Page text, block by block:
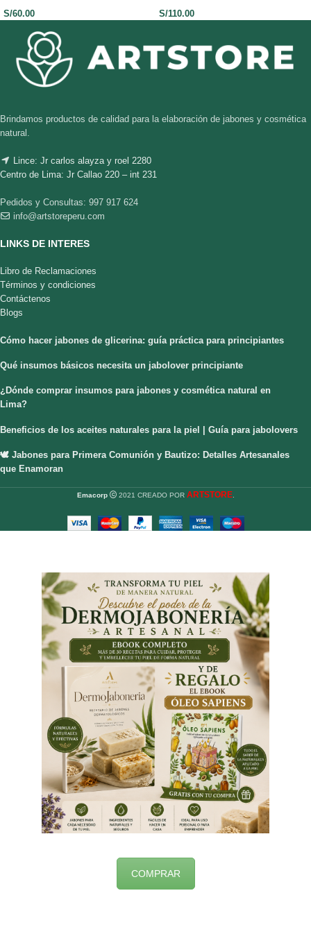
S/60.00 S/110.00
Brindamos productos de calidad para la elaboración de jabones y cosmética
natural.
Lince: Jr carlos alayza y roel 2280
Centro de Lima: Jr Callao 220 – int 231
Pedidos y Consultas: 997 917 624
info@artstoreperu.com
LINKS DE INTERES
Libro de Reclamaciones
Términos y condiciones
Contáctenos
Blogs
Cómo hacer jabones de glicerina: guía práctica para principiantes
Qué insumos básicos necesita un jabolover principiante
¿Dónde comprar insumos para jabones y cosmética natural en
Lima?
Beneficios de los aceites naturales para la piel | Guía para jabolovers
🕊️ Jabones para Primera Comunión y Bautizo: Detalles Artesanales
que Enamoran
Emacorp 2021 CREADO POR ARTSTORE.
COMPRAR